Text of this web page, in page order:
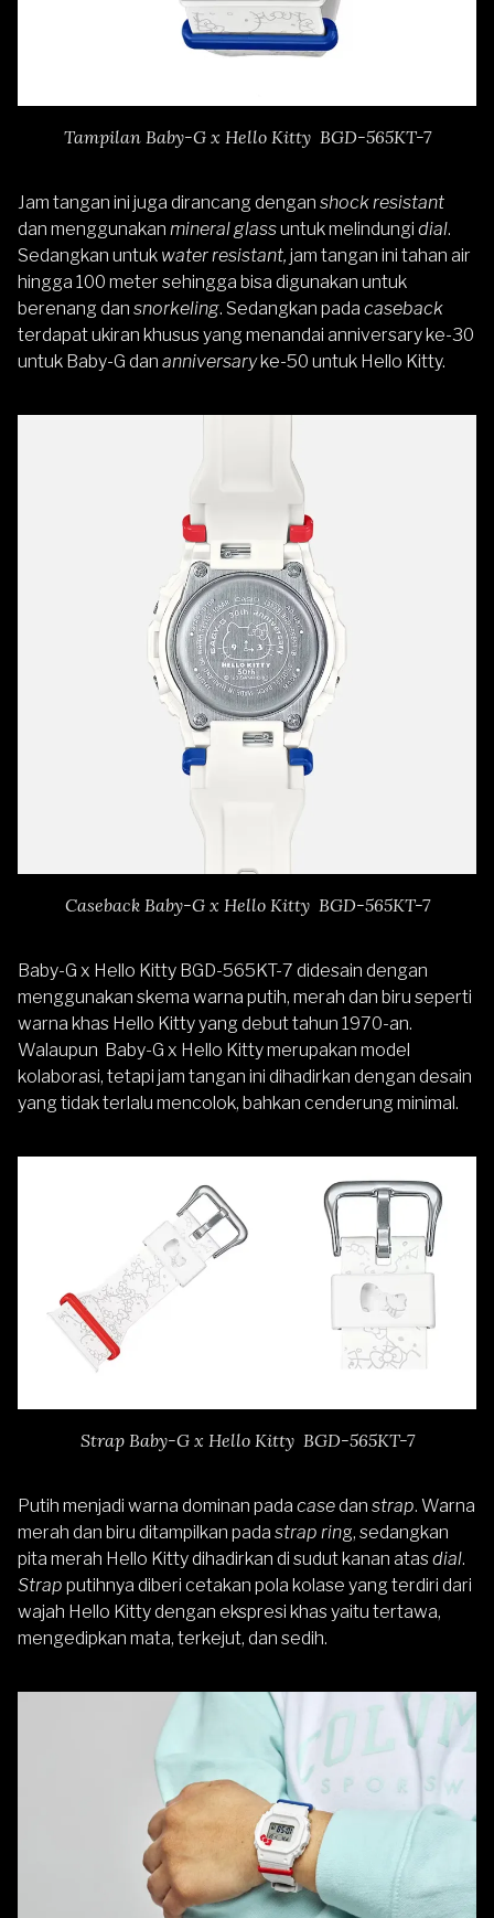
Tampilan Baby-G x Hello Kitty BGD-565KT-7
Jam tangan ini juga dirancang dengan shock resistant
dan menggunakan mineral glassuntuk melindungi dial.
Sedangkan untuk water resistant, jam tangan ini tahan air
hingga 100 meter sehingga bisa digunakan untuk
berenang dan snorkeling. Sedangkan pada caseback
terdapat ukiran khusus yang menandai anniversary ke-30
untuk Baby-G dan anniversary ke-50 untuk Hello Kitty.
Caseback Baby-G x Hello Kitty BGD-565KT-7
Baby-G x Hello Kitty BGD-565KT-7 didesain dengan
menggunakan skema warna putih, merah dan biru seperti
warna khas Hello Kitty yang debut tahun 1970-an.
Walaupun Baby-G x Hello Kitty merupakan model
kolaborasi, tetapi jam tangan ini dihadirkan dengan desain
yang tidak terlalu mencolok, bahkan cenderung minimal.
Strap Baby-G x Hello Kitty BGD-565KT-7
Putih menjadi warna dominan pada casedan strap. Warna
merah dan biru ditampilkan pada strap ring, sedangkan
pita merah Hello Kitty dihadirkan di sudut kanan atasdial.
Strap putihnya diberi cetakan pola kolase yang terdiri dari
wajah Hello Kitty dengan ekspresi khas yaitu tertawa,
mengedipkan mata, terkejut, dan sedih.